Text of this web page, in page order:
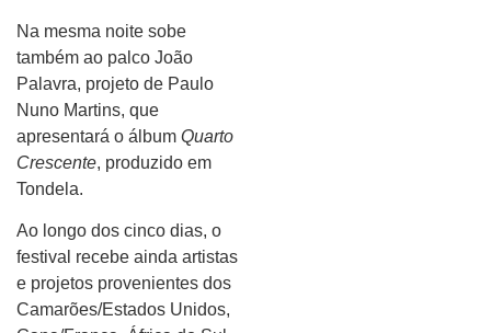
Na mesma noite sobe
também ao palco João
Palavra, projeto de Paulo
Nuno Martins, que
apresentará o álbum Quarto
Crescente, produzido em
Tondela.
Ao longo dos cinco dias, o
festival recebe ainda artistas
e projetos provenientes dos
Camarões/Estados Unidos,